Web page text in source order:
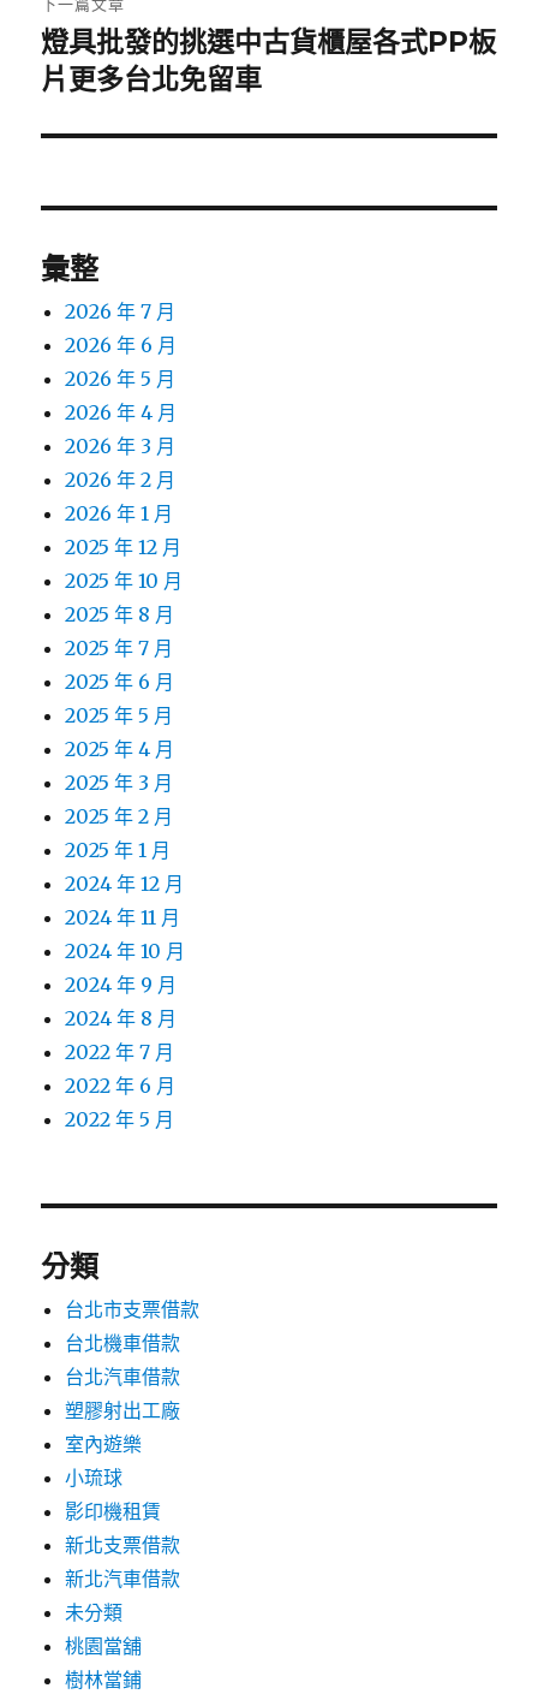
下
一
文
燈具批發的挑選中古貨櫃屋各式PP板
片更多台北免留車
彙整
2026 年 7 月
2026 年 6 月
2026 年 5 月
2026 年 4 月
2026 年 3 月
2026 年 2 月
2026 年 1 月
2025 年 12 月
2025 年 10 月
2025 年 8 月
2025 年 7 月
2025 年 6 月
2025 年 5 月
2025 年 4 月
2025 年 3 月
2025 年 2 月
2025 年 1 月
2024 年 12 月
2024 年 11 月
2024 年 10 月
2024 年 9 月
2024 年 8 月
2022 年 7 月
2022 年 6 月
2022 年 5 月
分類
台北市支票借款
台北機車借款
台北汽車借款
塑膠射出工廠
室內遊樂
小琉球
影印機租賃
新北支票借款
新北汽車借款
未分類
桃園當舖
樹林當鋪